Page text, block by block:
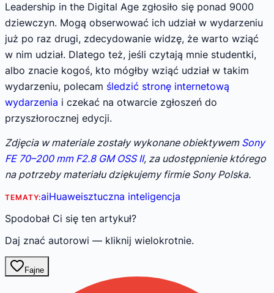
Leadership in the Digital Age zgłosiło się ponad 9000
dziewczyn. Mogą obserwować ich udział w wydarzeniu
już po raz drugi, zdecydowanie widzę, że warto wziąć
w nim udział. Dlatego też, jeśli czytają mnie studentki,
albo znacie kogoś, kto mógłby wziąć udział w takim
wydarzeniu, polecam śledzić stronę internetową
wydarzenia i czekać na otwarcie zgłoszeń do
przyszłorocznej edycji.
Zdjęcia w materiale zostały wykonane obiektywem Sony
FE 70–200 mm F2.8 GM OSS II, za udostępnienie którego
na potrzeby materiału dziękujemy firmie Sony Polska.
TEMATY:aiHuaweisztuczna inteligencja
Spodobał Ci się ten artykuł?
Daj znać autorowi — kliknij wielokrotnie.
Fajne